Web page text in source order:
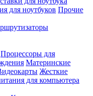
для ноутбуков Прочие
Процессоры для
Материнские
Жесткие
для компьютера